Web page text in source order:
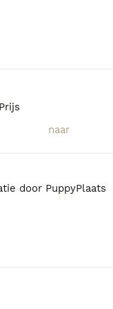
door PuppyPlaats
Pups te
voor deze
op en